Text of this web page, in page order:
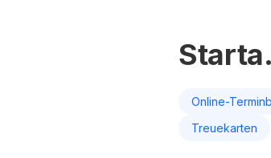
Online-
Treuekarten